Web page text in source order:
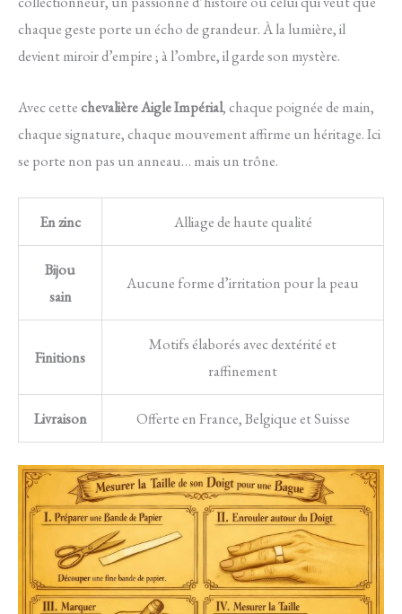
chaque geste porte un écho de grandeur. À la lumière, il
devient miroir d’empire ; à l’ombre, il garde son mystère.
Avec cettechevalière Aigle Impérial, chaque poignée de main,
chaque signature, chaque mouvement affirme un héritage. Ici
se porte non pas un anneau… mais un trône.
En zinc Alliage de haute qualité
Bijou
sain
Aucune forme d’irritation pour la peau
Finitions
Motifs élaborés avec dextérité et
raffinement
Livraison Offerte en France, Belgique et Suisse